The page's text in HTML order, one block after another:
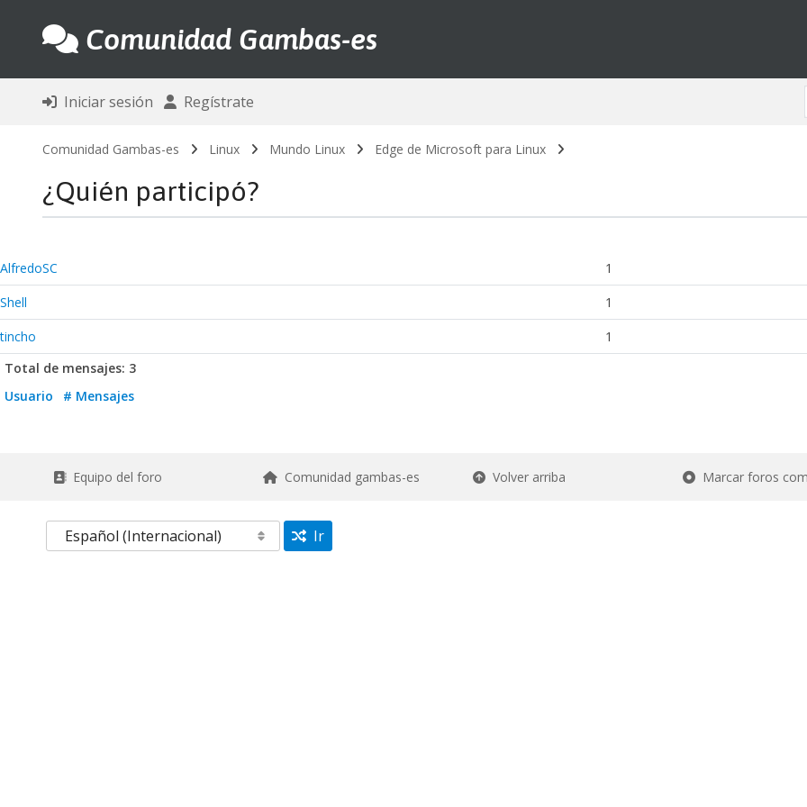
Comunidad Gambas-es
Iniciar sesión Regístrate
Comunidad Gambas-es Linux Mundo Linux Edge de Microsoft para Linux
¿Quién participó?
AlfredoSC
1
Shell
1
tincho
1
Total de mensajes: 3
Usuario
# Mensajes
Equipo del foro Comunidad gambas-es Volver arriba Marcar foros
Ir